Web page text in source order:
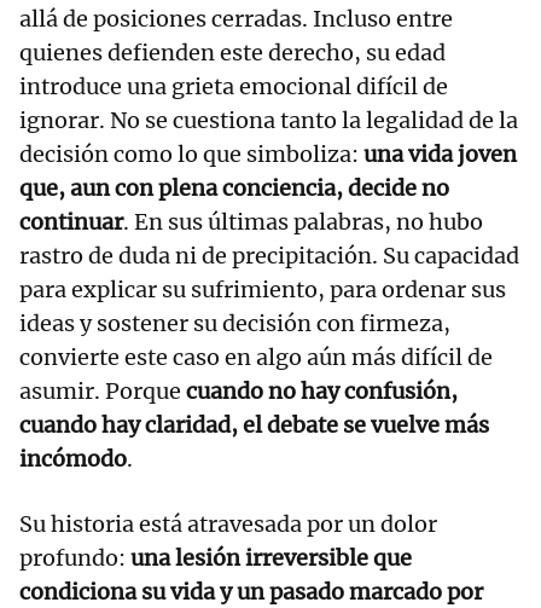
allá de posiciones cerradas. Incluso entre
quienes defienden este derecho, su edad
introduce una grieta emocional difícil de
ignorar. No se cuestiona tanto la legalidad de la
decisión como lo que simboliza: una vida joven
que, aun con plena conciencia, decide no
continuar. En sus últimas palabras, no hubo
rastro de duda ni de precipitación. Su capacidad
para explicar su sufrimiento, para ordenar sus
ideas y sostener su decisión con firmeza,
convierte este caso en algo aún más difícil de
asumir. Porque cuando no hay confusión,
cuando hay claridad, el debate se vuelve más
incómodo.
Su historia está atravesada por un dolor
profundo: una lesión irreversible que
condiciona su vida y un pasado marcado por